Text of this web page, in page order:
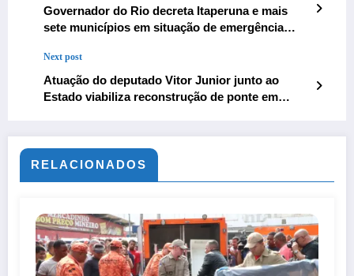
Governador do Rio decreta Itaperuna e mais
sete municípios em situação de emergência
Next post
Atuação do deputado Vitor Junior junto ao
Estado viabiliza reconstrução de ponte em
RELACIONADOS